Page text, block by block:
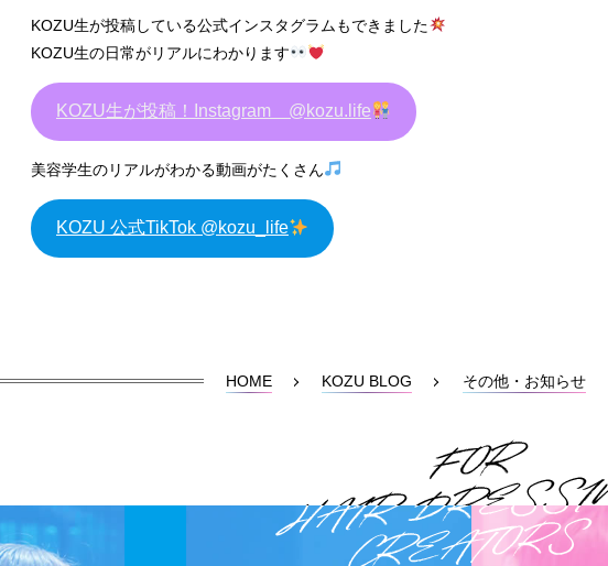
KOZU生が投稿している公式インスタグラムもできました
KOZU生の日常がリアルにわかります
KOZU生が投稿！Instagram @kozu.life
美容学生のリアルがわかる動画がたくさん
KOZU 公式TikTok @kozu_life
HOME KOZU BLOG その他・お知らせ